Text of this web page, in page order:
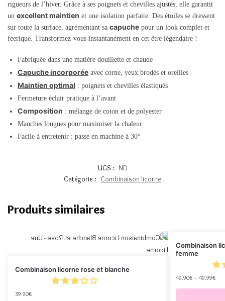
rigueurs de l’hiver. Grâce à ses poignets et chevilles ajustés, elle garantit
un excellent maintien et une isolation parfaite. Des étoiles se dressent
sur toute la surface, agrémentant sa capuche pour un look complet et
féerique. Transformez-vous instantanément en cet être légendaire !
Fabriquée dans une matière douillette et chaude
Capuche incorporée avec corne, yeux brodés et oreilles
Maintien optimal : poignets et chevilles élastiqués
Fermeture éclair pratique à l’avant
Composition : mélange de coton et de polyester
Manches longues pour maximiser la chaleur
Facile à entretenir : passe en machine à 30°
UGS : ND
Catégorie : Combinaison licorne
Produits similaires
Combinaison licorne rose et blanche
39.90€
Combinaison
femme
49.90€ – 49.99€